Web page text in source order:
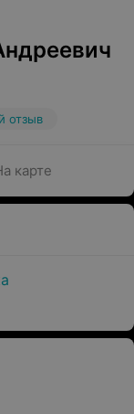
отзыв
карте